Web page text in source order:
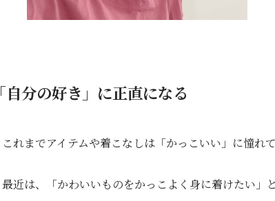
「自分の好き」に正直になる
これまでアイテムや着こなしは「かっこいい」に憧れ
最近は、「かわいいものをかっこよく身に着けたい」